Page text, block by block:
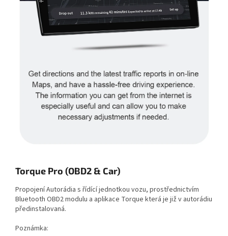
Torque Pro (OBD2 & Car)
Propojení Autorádia s řídící jednotkou vozu, prostřednictvím
Bluetooth OBD2 modulu a aplikace Torque která je již v autorádiu
předinstalovaná.
Poznámka: